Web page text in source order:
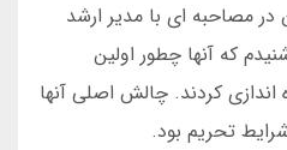
مصاحبه ای با مدیر ارشد
شرکت در دسامبر ۲۰۲۴ شنیدم که آنها چطور اولین
اندازی کردند. چالش اصلی آنها
تحریم بود.